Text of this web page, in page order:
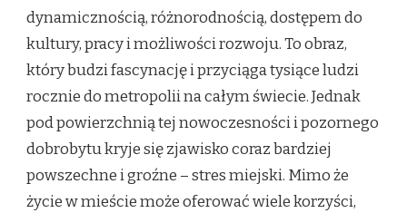
JAK
ŻYCIE
W
DUŻYM
MIEŚCIE
WPŁYWA
NA
NASZE
CIAŁO
UMYSŁ
dynamicznością, różnorodnością, dostępem do
kultury, pracy i możliwości rozwoju. To obraz,
który budzi fascynację i przyciąga tysiące ludzi
rocznie do metropolii na całym świecie. Jednak
pod powierzchnią tej nowoczesności i pozornego
dobrobytu kryje się zjawisko coraz bardziej
powszechne i groźne – stres miejski. Mimo że
życie w mieście może oferować wiele korzyści,